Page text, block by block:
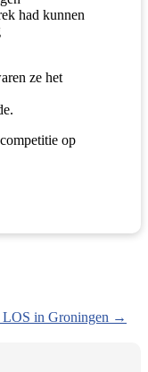
had kunnen
ze het
op
in Groningen →